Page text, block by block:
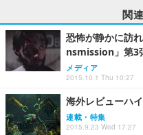
関
恐怖が静かに訪
nsmission」第3
メディア
2015.10.1 Thu 10:27
海外レビューハ
連載・特集
2015.9.23 Wed 17:27